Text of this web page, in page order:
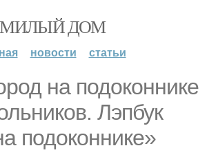
МИЛЫЙ ДОМ
новости статьи
на подоконнике
Лэпбук
подоконнике»